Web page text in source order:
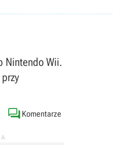
Nintendo Wii.
 Komentarze